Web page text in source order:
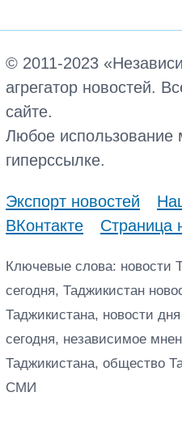
© 2011-2023
агрегатор новостей.
сайте.
Любое использование
гиперссылке.
Экспорт новостей
ВКонтакте
Страница
Ключевые слова: новости
сегодня, Таджикистан
Таджикистана, новости
сегодня, независимое
Таджикистана, общество
СМИ